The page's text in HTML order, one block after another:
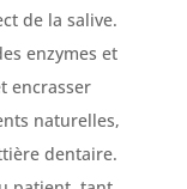
de la salive.
enzymes et
encrasser
naturelles,
dentaire.